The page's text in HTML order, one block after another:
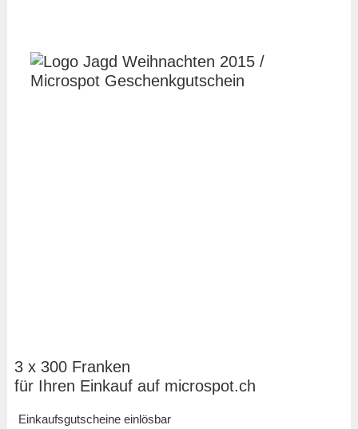
3 x 300 Franken
für Ihren Einkauf auf microspot.ch
Einkaufsgutscheine einlösbar